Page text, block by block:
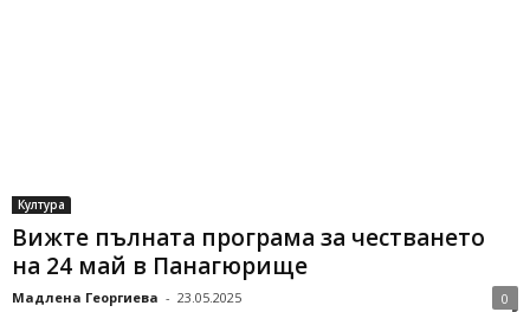
Култура
Вижте пълната програма за честването
на 24 май в Панагюрище
Мадлена Георгиева - 23.05.2025 0